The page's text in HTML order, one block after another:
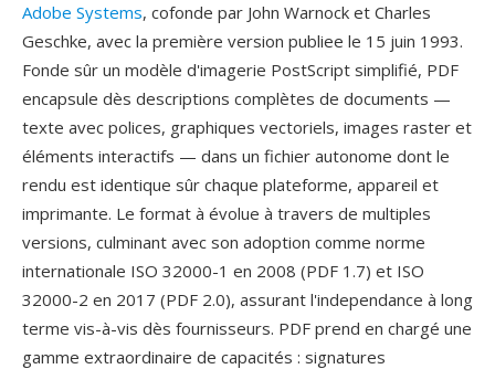
Adobe Systems, cofonde par John Warnock et Charles
Geschke, avec la première version publiee le 15 juin 1993.
Fonde sûr un modèle d'imagerie PostScript simplifié, PDF
encapsule dès descriptions complètes de documents —
texte avec polices, graphiques vectoriels, images raster et
éléments interactifs — dans un fichier autonome dont le
rendu est identique sûr chaque plateforme, appareil et
imprimante. Le format à évolue à travers de multiples
versions, culminant avec son adoption comme norme
internationale ISO 32000-1 en 2008 (PDF 1.7) et ISO
32000-2 en 2017 (PDF 2.0), assurant l'independance à long
terme vis-à-vis dès fournisseurs. PDF prend en chargé une
gamme extraordinaire de capacités : signatures